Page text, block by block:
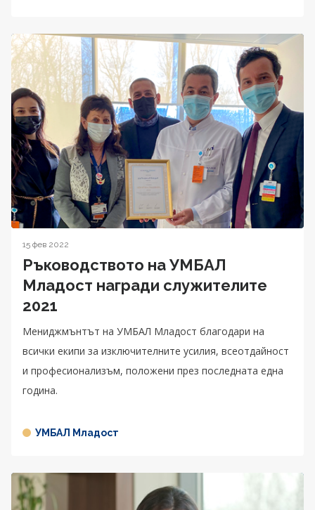
15 фев 2022
Ръководството на УМБАЛ
Младост награди служителите
2021
Мениджмънтът на УМБАЛ Младост благодари на
всички екипи за изключителните усилия, всеотдайност
и професионализъм, положени през последната една
година.
УМБАЛ Младост